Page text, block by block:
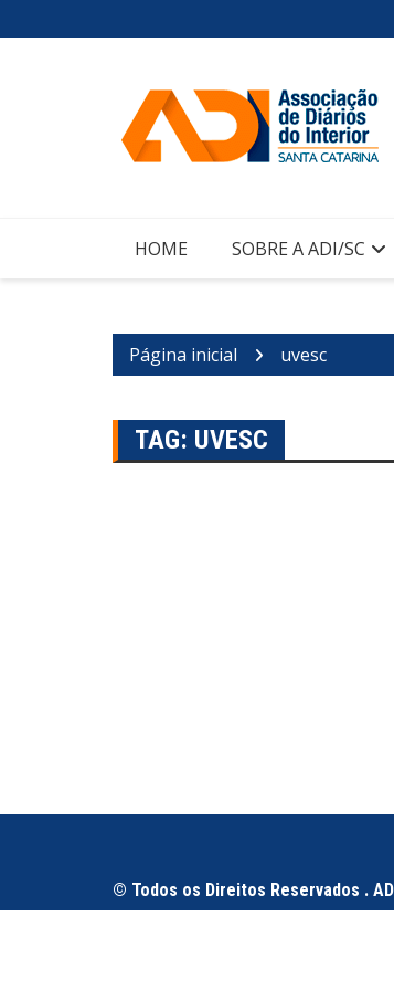
para
HOME SOBRE A ADI/SC
Página inicial uvesc
TAG: UVESC
© Todos os Direitos Reservados .